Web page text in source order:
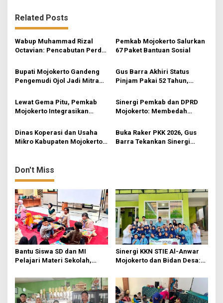
n
a
v
g
a
t
i
o
n
Related Posts
Wabup Muhammad Rizal
Octavian: Pencabutan Perda
Mojokerto
Pemkab Mojokerto Salurkan
67 Paket Bantuan Sosial
Bupati Mojokerto Gandeng
Pengemudi Ojol Jadi Mitra
Ilegal
Gus Barra Akhiri Status
Pinjam Pakai 52 Tahun,
Kemenag dan Kemenhu
Mojokerto
Lewat Gema Pitu, Pemkab
Mojokerto Integrasikan
Sisir Stunting
Sinergi Pemkab dan DPRD
Mojokerto: Membedah
dan Transformasi Digital
Dinas Koperasi dan Usaha
Mikro Kabupaten Mojokerto
Buka Raker PKK 2026, Gus
Barra Tekankan Sinergi
Don't Miss
Bantu Siswa SD dan MI
Pelajari Materi Sekolah,
Inisiasi Bimbel Ceria di Desa
Jatirejo
Sinergi KKN STIE Al-Anwar
Mojokerto dan Bidan Desa:
Al-Anwar Mojokerto
Kampanyekan Hidup Bersih
di Desa Mojogeneng